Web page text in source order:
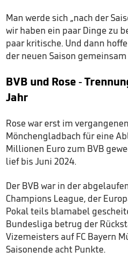
Man werde sich „nach der
wir haben ein paar Dinge zu
paar kritische. Und dann
der neuen Saison
BVB und Rose -
Jahr
Rose war erst im
Mönchengladbach für eine
Millionen Euro zum BVB
lief bis Juni 2024.
Der BVB war in der
Champions League, der
Pokal teils blamabel
Bundesliga betrug der
Vizemeisters auf FC Bayern
Saisonende acht Punkte.